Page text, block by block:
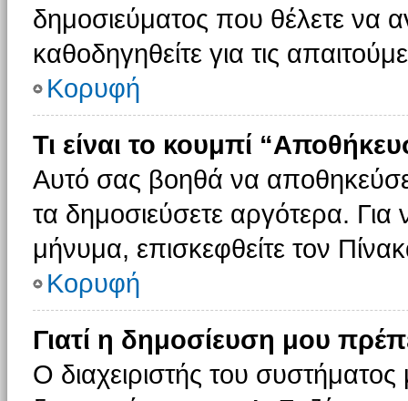
δημοσιεύματος που θέλετε να
καθοδηγηθείτε για τις
Κορυφή
Τι είναι το κουμπί
Αυτό σας βοηθά να
τα δημοσιεύσετε αργότερα.
μήνυμα, επισκεφθείτε τον
Κορυφή
Γιατί η δημοσίευση μου
Ο διαχειριστής του συστήματος